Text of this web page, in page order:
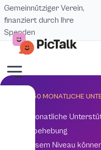
Gemeinnütziger Verein,
finanziert durch Ihre
Spenden
ZIEL 450 MONATLICHE
450 monatliche
Fehlerbehebung
Mit diesem Niveau